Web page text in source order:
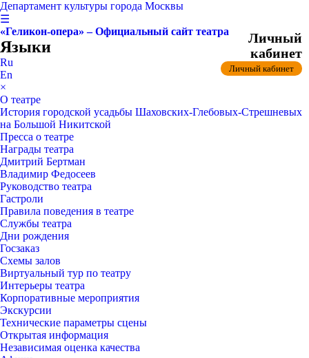
Департамент культуры города Москвы
☰
«Геликон-опера» – Официальный сайт театра
Языки
Ru
En
×
О театре
История городской усадьбы Шаховских-Глебовых-Стрешневых
на Большой Никитской
Пресса о театре
Награды театра
Дмитрий Бертман
Владимир Федосеев
Руководство театра
Гастроли
Правила поведения в театре
Службы театра
Дни рождения
Госзаказ
Схемы залов
Виртуальный тур по театру
Интерьеры театра
Корпоративные мероприятия
Экскурсии
Технические параметры сцены
Открытая информация
Независимая оценка качества
Личный
кабинет
Личный кабинет